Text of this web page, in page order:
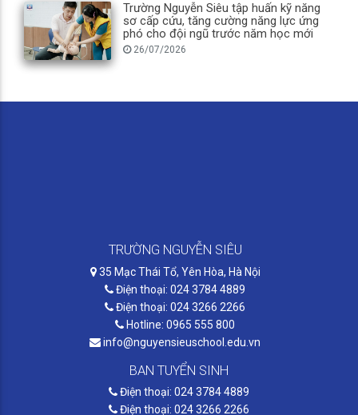
Trường Nguyễn Siêu tập huấn kỹ năng
sơ cấp cứu, tăng cường năng lực ứng
phó cho đội ngũ trước năm học mới
26/07/2026
TRƯỜNG NGUYỄN SIÊU
35 Mạc Thái Tổ, Yên Hòa, Hà Nội
Điện thoại: 024 3784 4889
Điện thoại: 024 3266 2266
Hotline: 0965 555 800
info@nguyensieuschool.edu.vn
BAN TUYỂN SINH
Điện thoại: 024 3784 4889
Điện thoại: 024 3266 2266